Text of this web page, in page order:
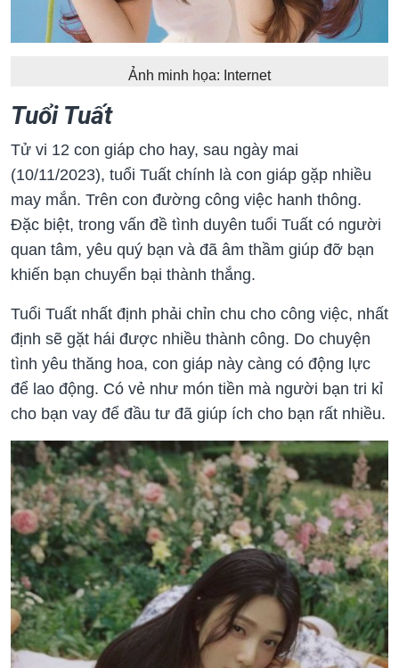
Ảnh minh họa: Internet
Tuổi Tuất
Tử vi 12 con giáp cho hay, sau ngày mai
(10/11/2023), tuổi Tuất chính là con giáp gặp nhiều
may mắn. Trên con đường công việc hanh thông.
Đặc biệt, trong vấn đề tình duyên tuổi Tuất có người
quan tâm, yêu quý bạn và đã âm thầm giúp đỡ bạn
khiến bạn chuyển bại thành thắng.
Tuổi Tuất nhất định phải chỉn chu cho công việc, nhất
định sẽ gặt hái được nhiều thành công. Do chuyện
tình yêu thăng hoa, con giáp này càng có động lực
để lao động. Có vẻ như món tiền mà người bạn tri kỉ
cho bạn vay để đầu tư đã giúp ích cho bạn rất nhiều.